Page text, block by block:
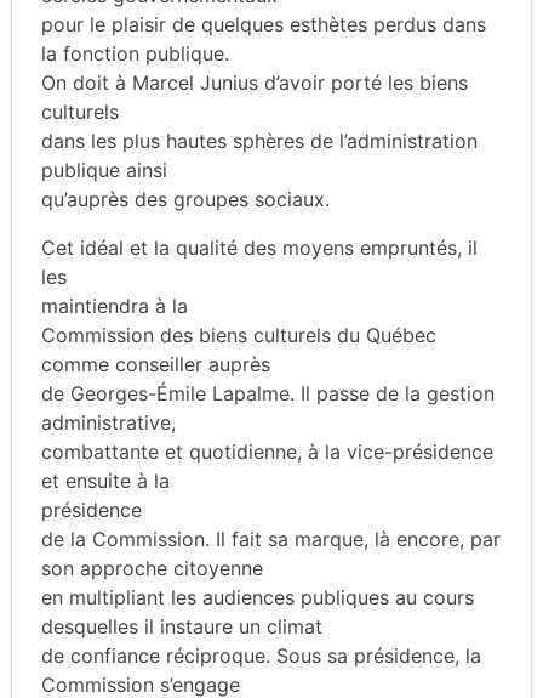
pour le plaisir de quelques esthètes perdus dans
la fonction publique.
On doit à Marcel Junius d’avoir porté les biens
culturels
dans les plus hautes sphères de l’administration
publique ainsi
qu’auprès des groupes sociaux.
Cet idéal et la qualité des moyens empruntés, il
les
maintiendra à la
Commission des biens culturels du Québec
comme conseiller auprès
de Georges-Émile Lapalme. Il passe de la gestion
administrative,
combattante et quotidienne, à la vice-présidence
et ensuite à la
présidence
de la Commission. Il fait sa marque, là encore, par
son approche citoyenne
en multipliant les audiences publiques au cours
desquelles il instaure un climat
de confiance réciproque. Sous sa présidence, la
Commission s’engage